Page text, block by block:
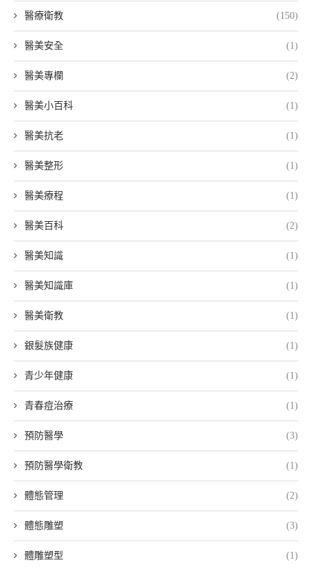
醫療衛教 (150)
醫美安全 (1)
醫美專欄 (2)
醫美小百科 (1)
醫美抗老 (1)
醫美整形 (1)
醫美療程 (1)
醫美百科 (2)
醫美知識 (1)
醫美知識庫 (1)
醫美衛教 (1)
銀髮族健康 (1)
青少年健康 (1)
青春痘治療 (1)
預防醫學 (3)
預防醫學衛教 (1)
體態管理 (2)
體態雕塑 (3)
體雕塑型 (1)